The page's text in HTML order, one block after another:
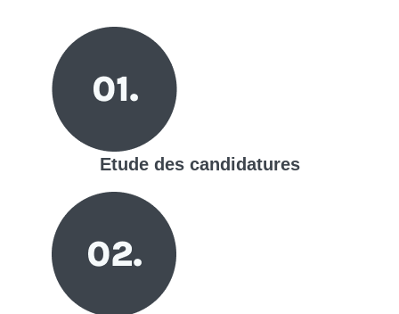
Etude des candidatures